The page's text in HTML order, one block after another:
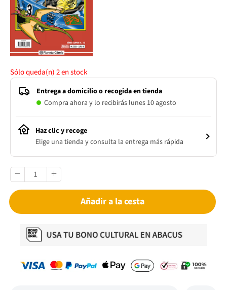
Sólo queda(n)2en stock
Entrega a domicilio o recogida en tienda
Compra ahora y lo recibirás lunes 10 agosto
Haz clic y recoge
Elige una tienda y consulta la entrega más rápida
Añadir a la cesta